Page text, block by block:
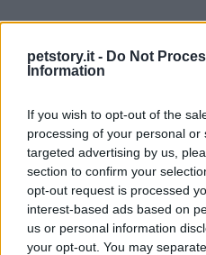
petstory.it - Do Not
Information
If you wish to opt-out of the
processing of your personal
targeted advertising by us,
section to confirm your
opt-out request is processed
interest-based ads based on
us or personal information
your opt-out. You may
Continua a
CURIOSITÀ